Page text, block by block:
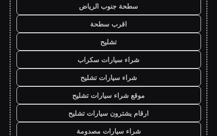
سطحة جنوب الرياض
اقرب سطحة
تشليح
شراء سيارات سكراب
شراء سيارات تشليح
موقع شراء سيارات تشليح
ارقام يشترون سيارات تشليح
شراء سيارات مصدومة